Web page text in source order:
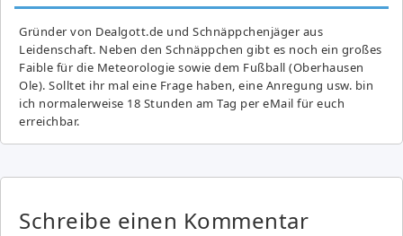
Gründer von Dealgott.de und Schnäppchenjäger aus
Leidenschaft. Neben den Schnäppchen gibt es noch ein großes
Fai­ble für die Meteorologie sowie dem Fußball (Oberhausen
Ole). Solltet ihr mal eine Frage haben, eine Anregung usw. bin
ich normalerweise 18 Stunden am Tag per eMail für euch
erreichbar.
Schreibe einen Kommentar